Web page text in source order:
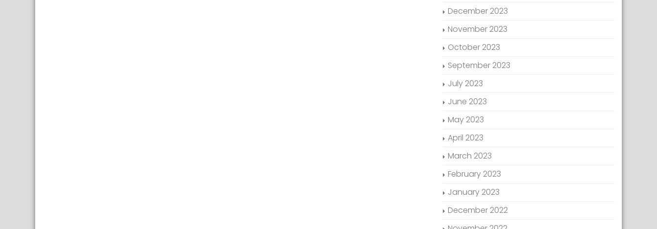
December 2023
November 2023
October 2023
September 2023
July 2023
June 2023
May 2023
April 2023
March 2023
February 2023
January 2023
December 2022